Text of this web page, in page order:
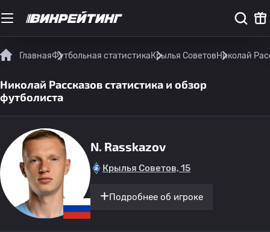
ГлавнаяФутбольная статистикаКрылья СоветовНиколай
Николай Рассказов статистика и обзор
футболиста
N. Rasskazov
Крылья Советов, 15
Подробнее об игроке